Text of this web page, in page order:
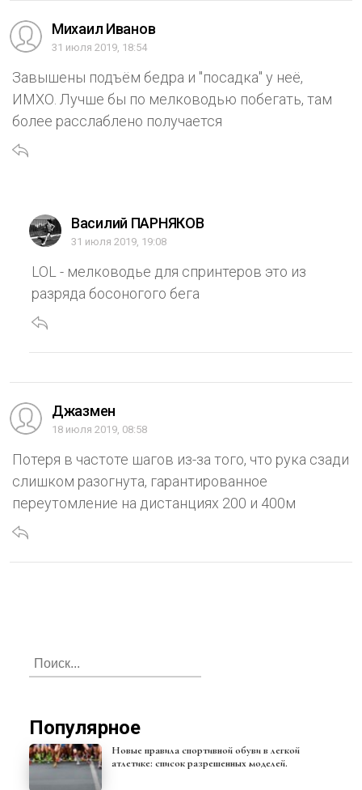
Михаил Иванов
31 июля 2019, 18:54
Завышены подъём бедра и "посадка" у неё,
ИМХО. Лучше бы по мелководью побегать, там
более расслаблено получается
Василий ПАРНЯКОВ
31 июля 2019, 19:08
LOL - мелководье для спринтеров это из
разряда босоногого бега
Джазмен
18 июля 2019, 08:58
Потеря в частоте шагов из-за того, что рука сзади
слишком разогнута, гарантированное
переутомление на дистанциях 200 и 400м
Популярное
Новые правила спортивной обуви в легкой
атлетике: список разрешенных моделей.